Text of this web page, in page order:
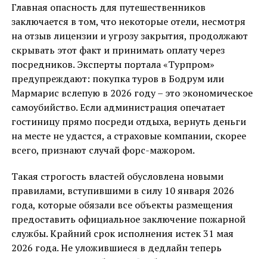
Главная опасность для путешественников
заключается в том, что некоторые отели, несмотря
на отзыв лицензии и угрозу закрытия, продолжают
скрывать этот факт и принимать оплату через
посредников. Эксперты портала «Турпром»
предупреждают: покупка туров в Бодрум или
Мармарис вслепую в 2026 году – это экономическое
самоубийство. Если администрация опечатает
гостиницу прямо посреди отдыха, вернуть деньги
на месте не удастся, а страховые компании, скорее
всего, признают случай форс-мажором.
Такая строгость властей обусловлена новыми
правилами, вступившими в силу 10 января 2026
года, которые обязали все объекты размещения
предоставить официальное заключение пожарной
службы. Крайний срок исполнения истек 31 мая
2026 года. Не уложившиеся в дедлайн теперь